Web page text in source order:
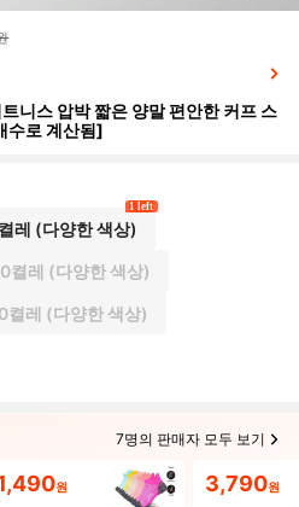
니스 압박 짧은 양말 편안한 커프 스
수로 계산됨]
레 (다양한 색상)
1 left
켤레 (다양한 색상)
켤레 (다양한 색상)
7명의 판매자 모두 보기
원 3,790원